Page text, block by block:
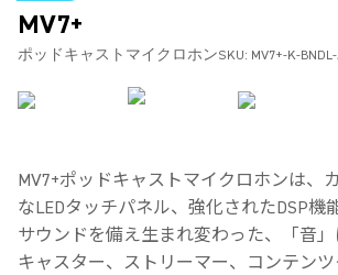
MV7+
ポッドキャストマイクロホンSKU: MV7+-K-
MV7+ポッドキャストマイクロホンは、
なLEDタッチパネル、強化されたDSP機
サウンドを備え生まれ変わった、「音
キャスター、ストリーマー、コンテン